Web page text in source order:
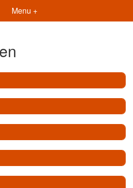
Menu +